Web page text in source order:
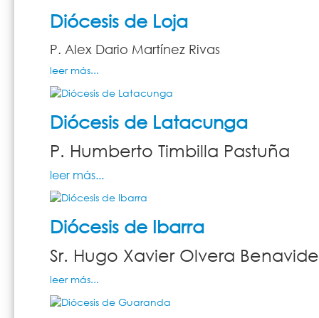
Diócesis de Loja
P. Alex Dario Martínez Rivas
leer más...
Diócesis de Latacunga
P. Humberto Timbilla Pastuña
leer más...
Diócesis de Ibarra
Sr. Hugo Xavier Olvera
leer más...